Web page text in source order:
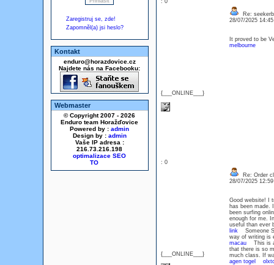
Zaregistruj se, zde!
Zapomněl(a) jsi heslo?
Kontakt
enduro@horazdovice.cz
Najdete nás na Facebooku:
Webmaster
© Copyright 2007 - 2026
Enduro team Horažďovice
Powered by : admin
Design by : admin
Vaše IP adresa :
216.73.216.198
optimalizace SEO
: 0
{___ONLINE___}
Re:
28/07/2025
It proved to be
melbourne
: 0
{___ONLINE___}
Re: Order
28/07/2025
Good website! I
has been
been surfing
enough for me.
useful than
linkSomeone
way of writing is
macauThis is a
that there is so
much class. If
agen togel